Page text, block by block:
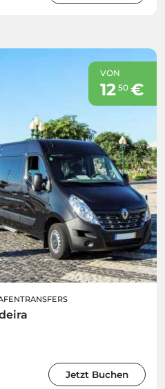
VON
12 50€
Jetzt Buchen